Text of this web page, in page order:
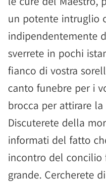
un potente intruglio
indipendentemente
sverrete in pochi
fianco di vostra
canto funebre per i
brocca per attirare
Discuterete della
informati del fatto
incontro del concilio
grande. Cercherete